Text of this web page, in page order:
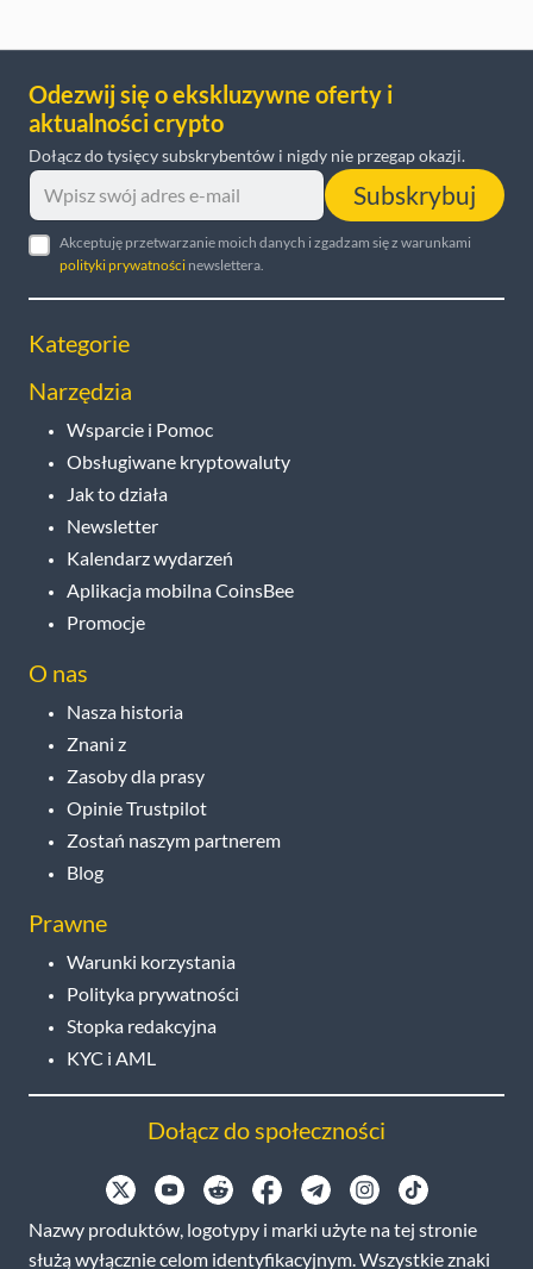
Odezwij się o ekskluzywne oferty i
aktualności crypto
Dołącz do tysięcy subskrybentów i nigdy nie przegap okazji.
Subskrybuj
Akceptuję przetwarzanie moich danych i zgadzam się z warunkami
polityki prywatności newslettera.
Kategorie
Narzędzia
Wsparcie i Pomoc
Obsługiwane kryptowaluty
Jak to działa
Newsletter
Kalendarz wydarzeń
Aplikacja mobilna CoinsBee
Promocje
O nas
Nasza historia
Znani z
Zasoby dla prasy
Opinie Trustpilot
Zostań naszym partnerem
Blog
Prawne
Warunki korzystania
Polityka prywatności
Stopka redakcyjna
KYC i AML
Dołącz do społeczności
Nazwy produktów, logotypy i marki użyte na tej stronie
służą wyłącznie celom identyfikacyjnym. Wszystkie znaki